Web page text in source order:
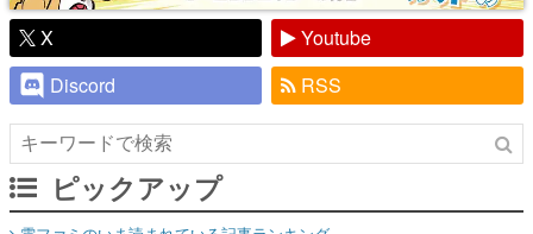
X
Youtube
Discord
RSS
ピックアップ